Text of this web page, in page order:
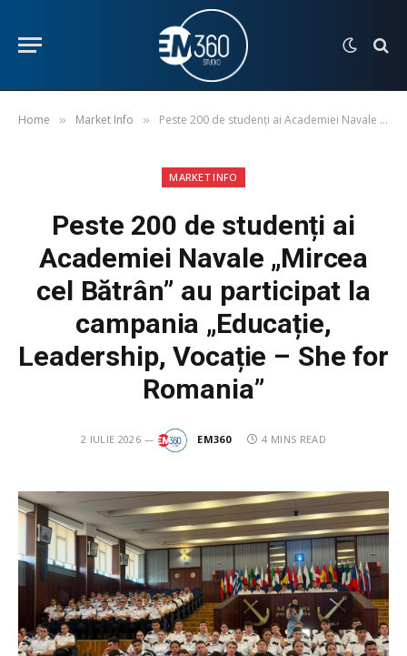
Home » Market Info » Peste 200 de studenți ai Academiei Navale „Mircea cel Bătrân” au participat la campania „Educație, Leadership, Vocație – She for Romania”
MARKET INFO
Peste 200 de studenți ai
Academiei Navale „Mircea
cel Bătrân” au participat la
campania „Educație,
Leadership, Vocație – She for
Romania”
2 IULIE 2026 EM360 4 MINS READ